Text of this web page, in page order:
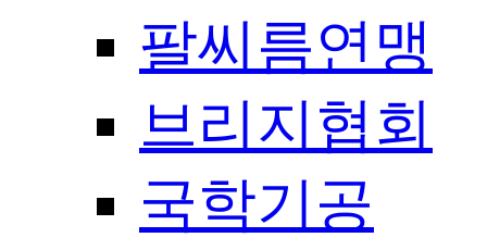
팔씨름연맹
브리지협회
국학기공